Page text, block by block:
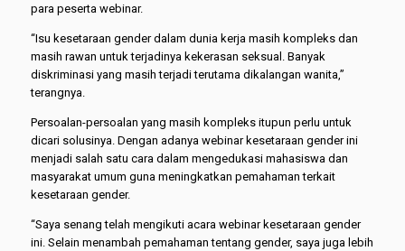
para peserta webinar.
“Isu kesetaraan gender dalam dunia kerja masih kompleks dan
masih rawan untuk terjadinya kekerasan seksual. Banyak
diskriminasi yang masih terjadi terutama dikalangan wanita,”
terangnya.
Persoalan-persoalan yang masih kompleks itupun perlu untuk
dicari solusinya. Dengan adanya webinar kesetaraan gender ini
menjadi salah satu cara dalam mengedukasi mahasiswa dan
masyarakat umum guna meningkatkan pemahaman terkait
kesetaraan gender.
“Saya senang telah mengikuti acara webinar kesetaraan gender
ini. Selain menambah pemahaman tentang gender, saya juga lebih